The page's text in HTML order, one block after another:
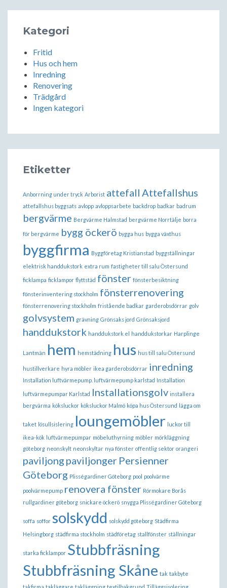
Kategori
Fritid
Hus och hem
Inredning
Renovering
Trädgård
Ingen kategori
Etiketter
Anborrning under tryck Arborist attefall Attefallshus
attefallshus byggsats avlopp avloppsarbete backdrop badkar badrum
bergvärme Bergvärme Halmstad bergvärme Norrtälje borra
för bergvärme bygg öckerö bygga hus bygga växthus
byggfirma Byggföretag Kristianstad byggställningar
elektrisk handdukstork extra rum fastigheter till salu Östersund
ficklampa ficklampor flyttstäd fönster fönsterbesiktning
fönsterinventering stockholm fönsterrenovering
fönsterrenovering stockholm fristående badkar garderobsdörrar golv
golvsystem grävning Grönsaks jord Grönsaksjord
handdukstork handdukstork el handdukstorkar Harplinge
Lantmän hem hemstädning hus hus till salu Östersund
hustillverkare hyra möbler ikea garderobsdörrar inredning
Installation luftvärmepump. luftvärmepump karlstad Installation
luftvärmepumpar Karlstad Installationsgolv installera
bergvärma köksluckor köksluckor Malmö köpa hus Östersund lägga om
taket lösullsislering loungemöbler
luckor till
ikea-kök luftvärmepumpar möbeluthyrning möbler mörkläggning
göteborg neonskylt neonskyltar nya fönster offentlig sektor orangeri
paviljong paviljonger Persienner
Göteborg Plisségardiner Göteborg pool poolvärme
poolvärmepump renovera fönster Rörmokare Borås
rullgardiner göteborg snickare öckerö snygga Plisségardiner Göteborg
soffa soffor solskydd solskydd göteborg Städfirma
Helsingborg städfirma stockholm städföretag stallfönster ställningar
starka ficklampor Stubbfräsning
Stubbfräsning Skåne tak takbyte